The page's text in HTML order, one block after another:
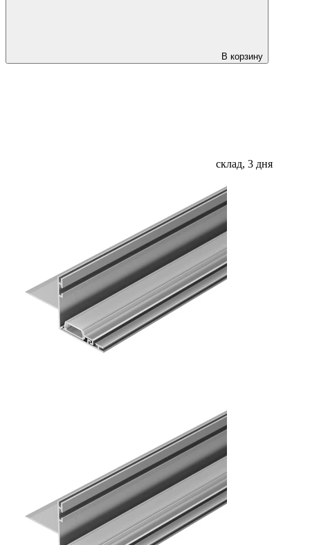
В корзину
склад, 3 дня